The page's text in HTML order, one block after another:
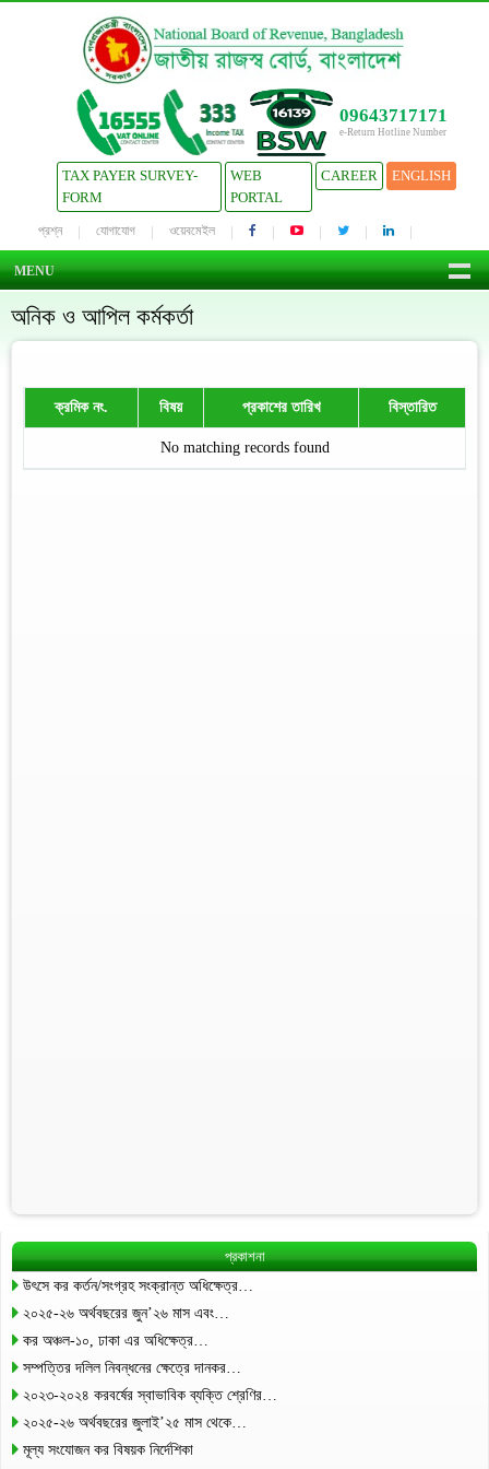
09643717171
e-Return Hotline Number
TAX PAYER SURVEY-
FORM
WEB
PORTAL
CAREER ENGLISH
প্রশ্ন যোগাযোগ ওয়েবমেইল
MENU
অনিক ও আপিল কর্মকর্তা
ক্রমিক নং. বিষয় প্রকাশের তারিখ বিস্তারিত
No matching records found
প্রকাশনা
উৎসে কর কর্তন/সংগ্রহ সংক্রান্ত অধিক্ষেত্র…
২০২৫-২৬ অর্থবছরের জুন’২৬ মাস এবং…
কর অঞ্চল-১০, ঢাকা এর অধিক্ষেত্র…
সম্পত্তির দলিল নিবন্ধনের ক্ষেত্রে দানকর…
২০২৩-২০২৪ করবর্ষের স্বাভাবিক ব্যক্তি শ্রেণির…
২০২৫-২৬ অর্থবছরের জুলাই’২৫ মাস থেকে…
মূল্য সংযোজন কর বিষয়ক নির্দেশিকা